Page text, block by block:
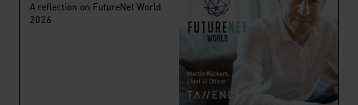
A reflection on FutureNet World
2026